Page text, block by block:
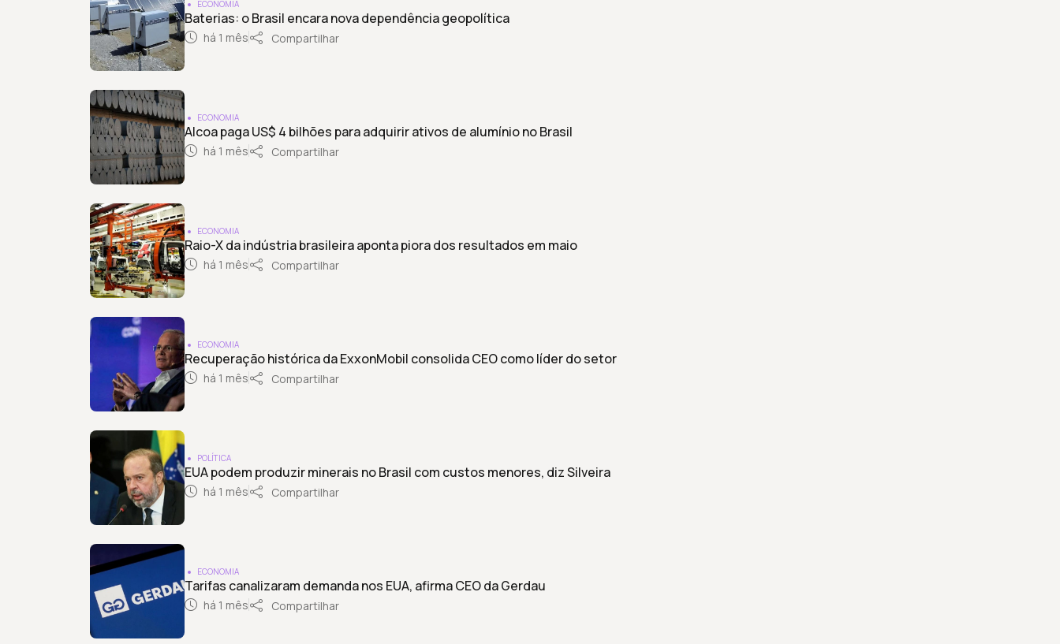
ECONOMIA
Baterias: o Brasil encara nova dependência geopolítica
há 1 mês Compartilhar
ECONOMIA
Alcoa paga US$ 4 bilhões para adquirir ativos de alumínio no Brasil
há 1 mês Compartilhar
ECONOMIA
Raio-X da indústria brasileira aponta piora dos resultados em maio
há 1 mês Compartilhar
ECONOMIA
Recuperação histórica da ExxonMobil consolida CEO como líder do setor
há 1 mês Compartilhar
POLÍTICA
EUA podem produzir minerais no Brasil com custos menores, diz Silveira
há 1 mês Compartilhar
ECONOMIA
Tarifas canalizaram demanda nos EUA, afirma CEO da Gerdau
há 1 mês Compartilhar